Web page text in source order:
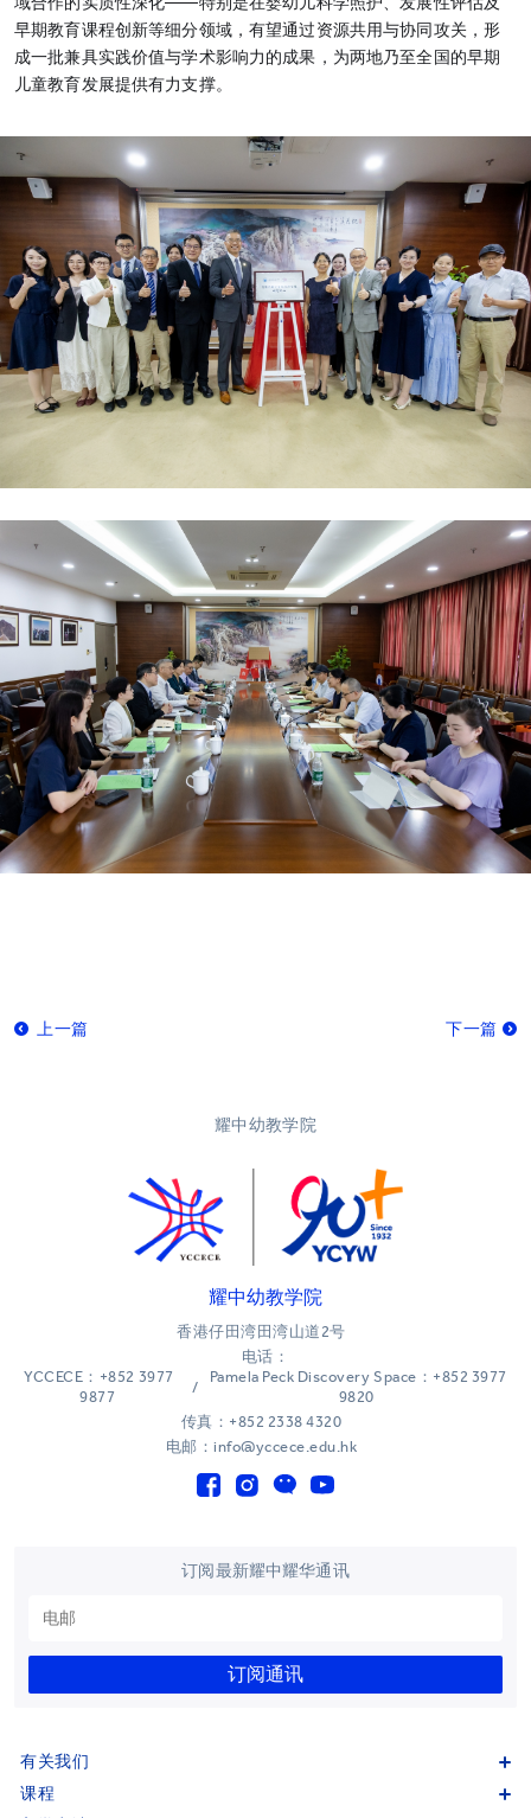
早期教育课程创新等细分领域，有望通过资源共用与协同攻关，形
成一批兼具实践价值与学术影响力的成果，为两地乃至全国的早期
儿童教育发展提供有力支撑。
上一篇 下一篇
耀中幼教学院
耀中幼教学院
香港仔田湾田湾山道2号
电话：
YCCECE：+852 3977
9877
/
Pamela Peck Discovery Space：+852 3977
9820
传真：+852 2338 4320
电邮：info@yccece.edu.hk
订阅最新耀中耀华通讯
订阅通讯
有关我们
课程